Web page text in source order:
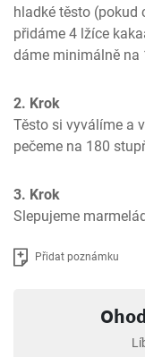
hladké těsto (pokud
přidáme 4 lžíce
dáme minimálně na
2. Krok
Těsto si vyválíme a
pečeme na 180
3. Krok
Slepujeme
Přidat poznámku